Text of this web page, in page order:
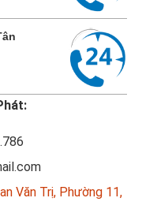
Văn Trị, Phường 11,